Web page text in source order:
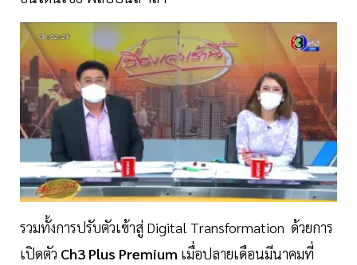
รวมทั้งการปรับตัวเข้าสู่ Digital Transformation ด้วยการ
เปิดตัว Ch3 Plus Premium เมื่อปลายเดือนมีนาคมที่